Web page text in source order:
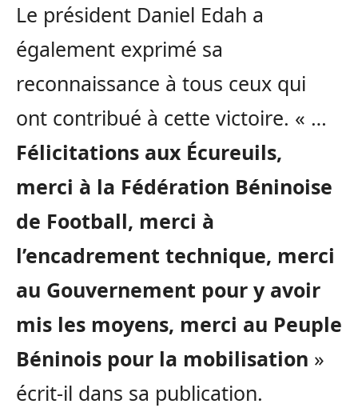
Le président Daniel Edah a
également exprimé sa
reconnaissance à tous ceux qui
ont contribué à cette victoire. « …
Félicitations aux Écureuils,
merci à la Fédération Béninoise
de Football, merci à
l’encadrement technique, merci
au Gouvernement pour y avoir
mis les moyens, merci au Peuple
Béninois pour la mobilisation »
écrit-il dans sa publication.